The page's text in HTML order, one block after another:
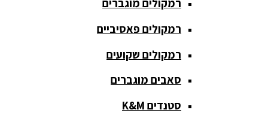
מוגברים
מיקרופון
רמקולים מוגברים
רמקולים פאסיביים
רמקולים שקועים
סאבים מוגברים
סטנדים K&M